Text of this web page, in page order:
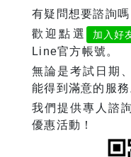
有疑問想要諮詢嗎
歡迎點選
加入好
Line官方帳號。
無論是考試日期
能得到滿意的服務
我們提供專人諮
優惠活動！